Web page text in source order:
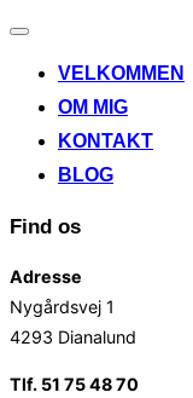
Slå
til/fraVELKOMMEN
OM MIG
KONTAKT
BLOG
Find os
Adresse
Nygårdsvej 1
4293 Dianalund
Tlf. 51 75 48 70